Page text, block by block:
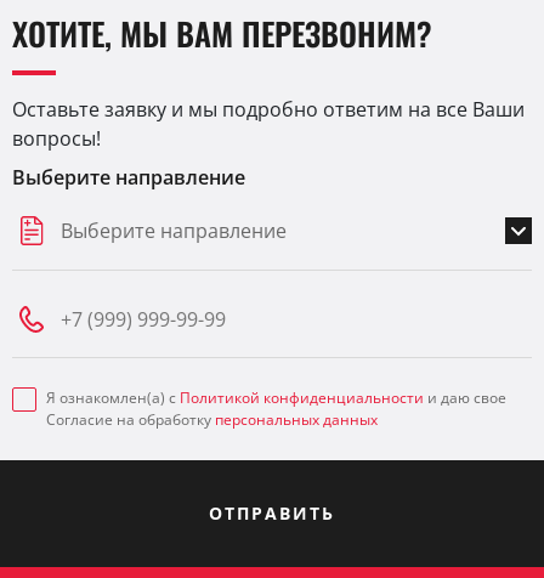
ХОТИТЕ, МЫ ВАМ ПЕРЕЗВОНИМ?
Оставьте заявку и мы подробно ответим на все Ваши
вопросы!
Выберите направление
Выберите направление
Я ознакомлен(а) с Политикой конфиденциальности и даю свое
Согласие на обработку персональных данных
ОТПРАВИТЬ